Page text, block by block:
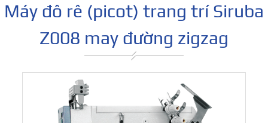
Máy đô rê (picot) trang trí Siruba
Z008 may đường zigzag